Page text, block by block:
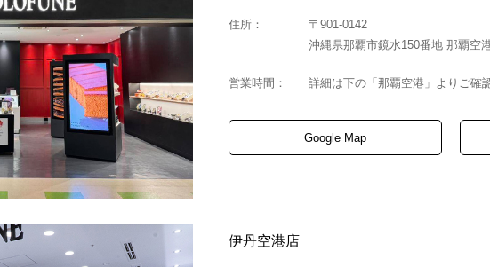
住所：
〒901-0142
沖縄県那覇市鏡水150番地 那覇空
営業時間： 詳細は下の「那覇空港」よりご確
Google Map
伊丹空港店